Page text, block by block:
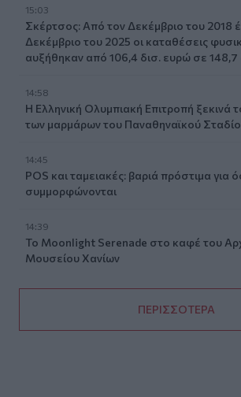
15:03
Σκέρτσος: Από τον Δεκέμβριο του 2018
Δεκέμβριο του 2025 οι καταθέσεις
αυξήθηκαν από 106,4 δισ. ευρώ σε 148,7
14:58
Η Ελληνική Ολυμπιακή Επιτροπή ξεκινά
των μαρμάρων του Παναθηναϊκού
14:45
POS και ταμειακές: βαριά πρόστιμα για
συμμορφώνονται
14:39
To Moonlight Serenade στο καφέ του
Μουσείου Χανίων
ΠΕΡΙΣΣΟΤΕΡΑ